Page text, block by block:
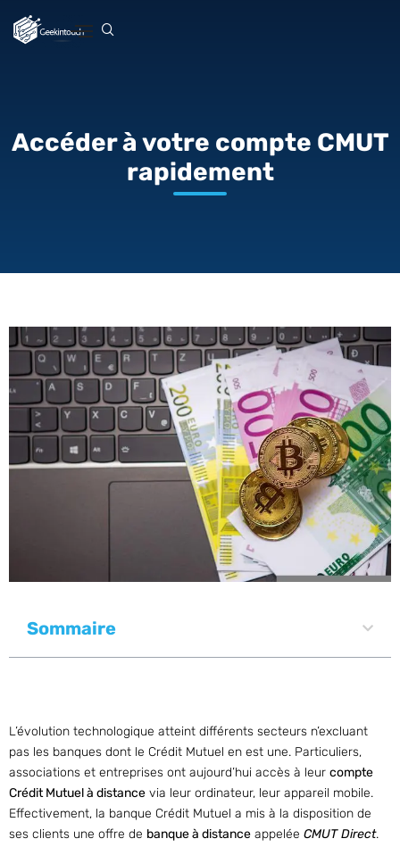
Accéder à votre compte CMUT
rapidement
Sommaire
L’évolution technologique atteint différents secteurs n’excluant
pas les banques dont le Crédit Mutuel en est une. Particuliers,
associations et entreprises ont aujourd’hui accès à leur compte
Crédit Mutuel à distance via leur ordinateur, leur appareil mobile.
Effectivement, la banque Crédit Mutuel a mis à la disposition de
ses clients une offre de banque à distance appelée CMUT Direct.